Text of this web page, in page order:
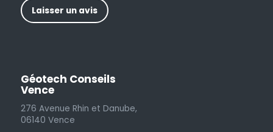
Laisser un avis
Géotech Conseils
Vence
276 Avenue Rhin et Danube,
06140 Vence